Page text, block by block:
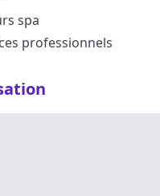
spa
professionnels